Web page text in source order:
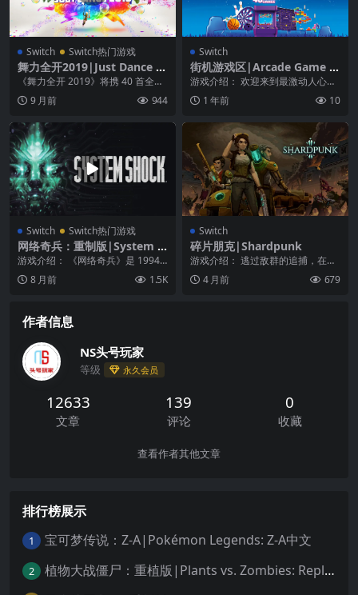
Switch Switch热门游戏
舞力全开2019|Just Dance 2
019中文
《舞力全开 2019》将携 40 首全新
歌曲为玩家带来精彩派对，从顶级
歌曲 Br...
9 月前 944
Switch
街机游戏区|Arcade Game Z
one
游戏介绍： 欢迎来到最激动人心的
街机游戏体验——Arcade Game Z
one...1 年前 10
Switch Switch热门游戏
网络奇兵：重制版|System S
hock Remake中文
游戏介绍： 《网络奇兵》是 1994
年开创性同名游戏的的重制版，现
在拥有高清视...
8 月前 1.5K
Switch
碎片朋克|Shardpunk
游戏介绍： 逃过敌群的追捕，在被
战争摧毁的首都存活下去。 寻找避
难所 在《碎片朋...
4 月前 679
作者信息
NS头号玩家
等级 永久会员
12633
文章
139
评论
0
收藏
查看作者其他文章
排行榜展示
1 宝可梦传说：Z-A|Pokémon Legends: Z-A中文
2 植物大战僵尸：重植版|Plants vs. Zombies: Replanted中文